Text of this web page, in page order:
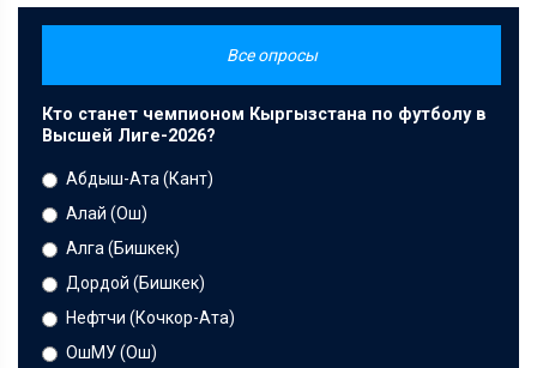
Все опросы
Кто станет чемпионом Кыргызстана по футболу в
Высшей Лиге-2026?
Абдыш-Ата (Кант)
Алай (Ош)
Алга (Бишкек)
Дордой (Бишкек)
Нефтчи (Кочкор-Ата)
ОшМУ (Ош)